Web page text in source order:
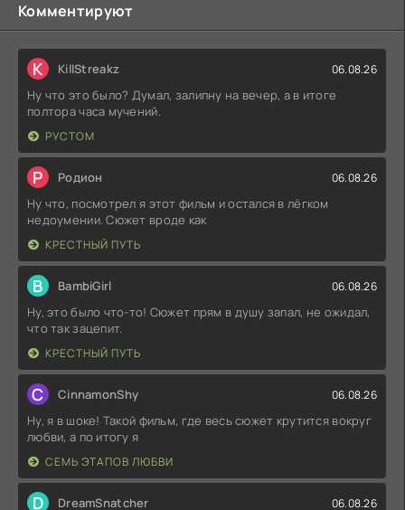
Комментируют
K KillStreakz 06.08.26
Ну что это было? Думал, залипну на вечер, а в итоге
полтора часа мучений.
РУСТОМ
Р Родион 06.08.26
Ну что, посмотрел я этот фильм и остался в лёгком
недоумении. Сюжет вроде как
КРЕСТНЫЙ ПУТЬ
B BambiGirl 06.08.26
Ну, это было что-то! Сюжет прям в душу запал, не ожидал,
что так зацепит.
КРЕСТНЫЙ ПУТЬ
C CinnamonShy 06.08.26
Ну, я в шоке! Такой фильм, где весь сюжет крутится вокруг
любви, а по итогу я
СЕМЬ ЭТАПОВ ЛЮБВИ
D DreamSnatcher 06.08.26